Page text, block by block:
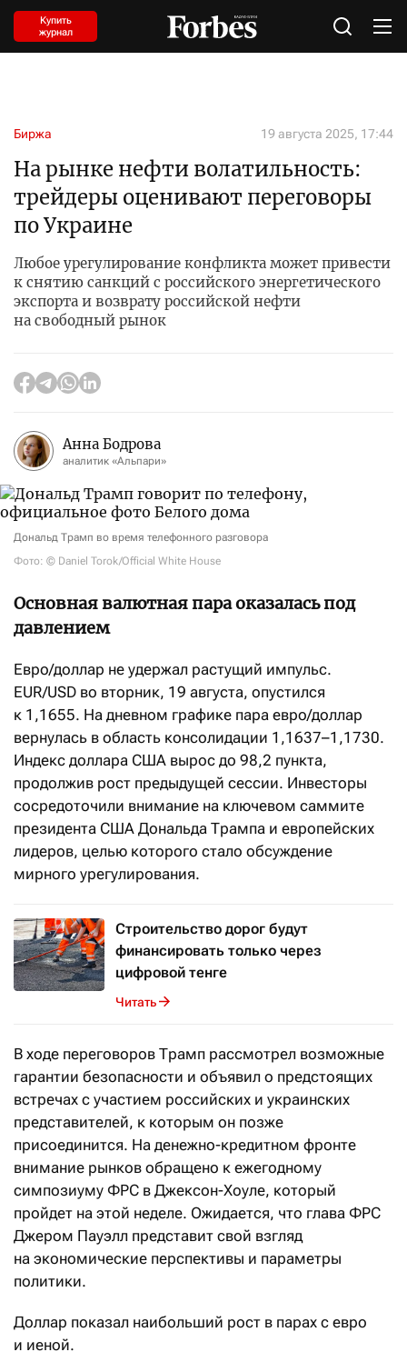
Купить
журнал
Биржа 19 августа 2025, 17:44
На рынке нефти волатильность:
трейдеры оценивают переговоры
по Украине
Любое урегулирование конфликта может привести
к снятию санкций с российского энергетического
экспорта и возврату российской нефти
на свободный рынок
Анна Бодрова
аналитик «Альпари»
Дональд Трамп во время телефонного разговора
Фото: © Daniel Torok/Official White House
Основная валютная пара оказалась под
давлением
Евро/доллар не удержал растущий импульс.
EUR/USD во вторник, 19 августа, опустился
к 1,1655. На дневном графике пара евро/доллар
вернулась в область консолидации 1,1637–1,1730.
Индекс доллара США вырос до 98,2 пункта,
продолжив рост предыдущей сессии. Инвесторы
сосредоточили внимание на ключевом саммите
президента США Дональда Трампа и европейских
лидеров, целью которого стало обсуждение
мирного урегулирования.
Строительство дорог будут
финансировать только через
цифровой тенге
Читать
В ходе переговоров Трамп рассмотрел возможные
гарантии безопасности и объявил о предстоящих
встречах с участием российских и украинских
представителей, к которым он позже
присоединится. На денежно-кредитном фронте
внимание рынков обращено к ежегодному
симпозиуму ФРС в Джексон-Хоуле, который
пройдет на этой неделе. Ожидается, что глава ФРС
Джером Пауэлл представит свой взгляд
на экономические перспективы и параметры
политики.
Доллар показал наибольший рост в парах с евро
и иеной.